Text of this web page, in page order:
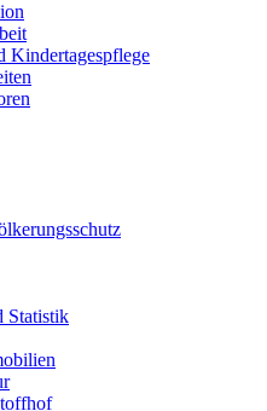
Kindertagespflege
Statistik